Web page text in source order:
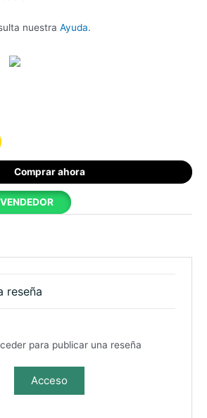
nuestraAyuda.
Comprar ahora
reseña
para publicar una reseña
Acceso